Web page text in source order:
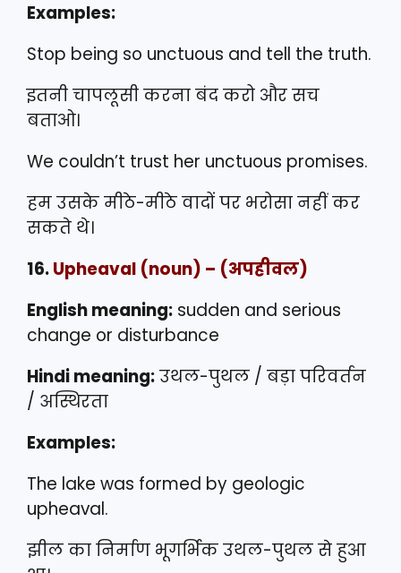
Examples:
Stop being so unctuous and tell the truth.
इतनी चापलूसी करना बंद करो और सच
बताओ।
We couldn’t trust her unctuous promises.
हम उसके मीठे-मीठे वादों पर भरोसा नहीं कर
सकते थे।
16.Upheaval (noun) – (अपहीवल)
English meaning: sudden and serious
change or disturbance
Hindi meaning:उथल-पुथल / बड़ा परिवर्तन
/ अस्थिरता
Examples:
The lake was formed by geologic
upheaval.
झील का निर्माण भूगर्भिक उथल-पुथल से हुआ